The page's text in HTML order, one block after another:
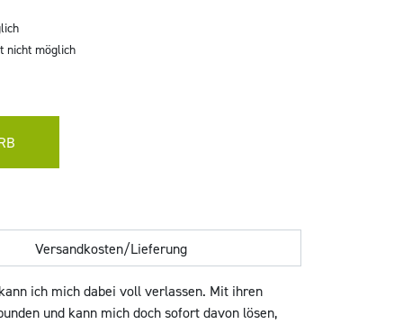
nicht möglich
Versandkosten/Lieferung
ich mich dabei voll verlassen. Mit ihren
und kann mich doch sofort davon lösen,